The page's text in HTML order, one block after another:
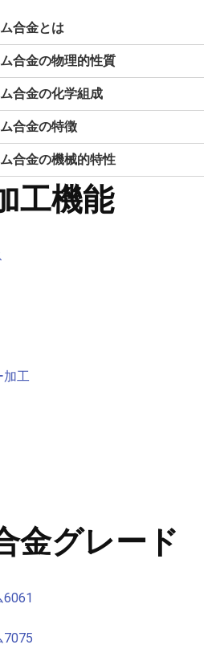
合金とは
合金の物理的性質
合金の化学組成
合金の特徴
合金の機械的特性
工機能
加工
金グレード
6061
7075